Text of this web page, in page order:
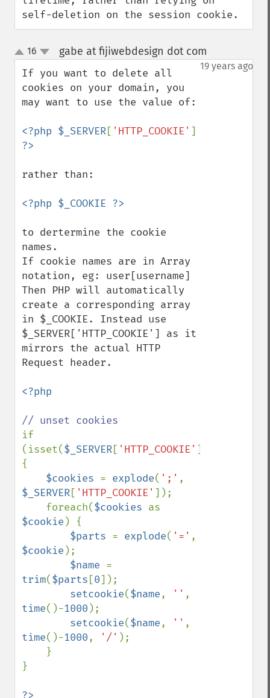
self-deletion on the session cookie.
up
down
16 gabe at fijiwebdesign dot com
19 years ago
If you want to delete all
cookies on your domain, you
may want to use the value of:
<?php $_SERVER[ 'HTTP_COOKIE'
rather than:
to dertermine the cookie
names.
If cookie names are in Array
notation, eg: user[username]
Then PHP will automatically
create a corresponding array
in $_COOKIE. Instead use
$_SERVER['HTTP_COOKIE'] as it
mirrors the actual HTTP
Request header.
<?php
if
(isset($_SERVER[ 'HTTP_COOKIE' ]))
{
$cookies = explode( ';'
$_SERVER[ 'HTTP_COOKIE' ]);
    foreach(
$cookies
$cookie ) {
$parts = explode( '='
$cookie );
$name
trim($parts [0]);
setcookie($name, ''
time()-1000 );
setcookie($name, ''
time()-1000, '/' );
}
?>